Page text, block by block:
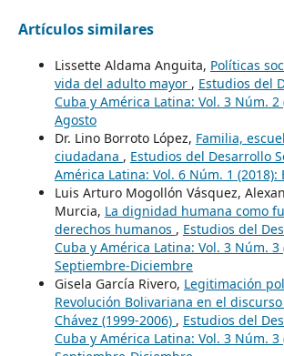
Artículos similares
Lissette Aldama Anguita, Políticas
vida del adulto mayor , Estudios del
Cuba y América Latina: Vol. 3 Núm. 2
Agosto
Dr. Lino Borroto López, Familia,
ciudadana , Estudios del Desarrollo
América Latina: Vol. 6 Núm. 1 (2018):
Luis Arturo Mogollón Vásquez,
Murcia, La dignidad humana como
derechos humanos , Estudios del
Cuba y América Latina: Vol. 3 Núm. 3
Septiembre-Diciembre
Gisela García Rivero, Legitimación
Revolución Bolivariana en el
Chávez (1999-2006) , Estudios del
Cuba y América Latina: Vol. 3 Núm. 3